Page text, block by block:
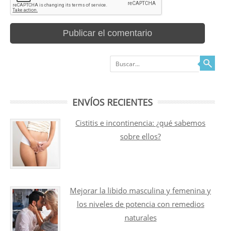
Buscar
ENVÍOS RECIENTES
Cistitis e incontinencia: ¿qué sabemos
sobre ellos?
Mejorar la libido masculina y femenina y
los niveles de potencia con remedios
naturales